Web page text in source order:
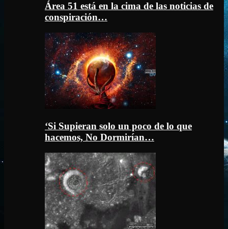
Área 51 está en la cima de las noticias de
conspiración…
‘Si Supieran solo un poco de lo que
hacemos, No Dormirían…